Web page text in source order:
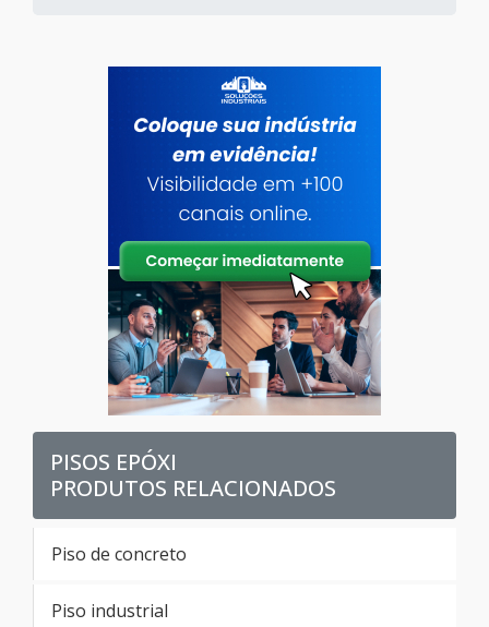
PISOS EPÓXI
PRODUTOS RELACIONADOS
Piso de concreto
Piso industrial